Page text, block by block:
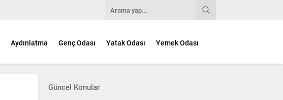
Aydınlatma Genç Odası Yatak Odası Yemek Odası
Güncel Konular